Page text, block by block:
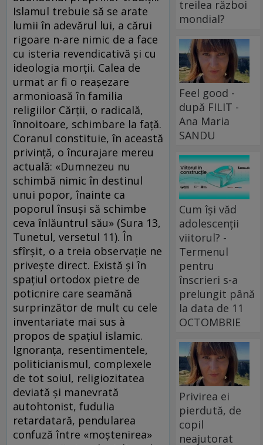
Islamul trebuie să se arate
lumii în adevărul lui, a cărui
rigoare n-are nimic de a face
cu isteria revendicativă şi cu
ideologia morţii. Calea de
urmat ar fi o reaşezare
armonioasă în familia
religiilor Cărţii, o radicală,
înnoitoare, schimbare la faţă.
Coranul constituie, în această
privinţă, o încurajare mereu
actuală: «Dumnezeu nu
schimbă nimic în destinul
unui popor, înainte ca
poporul însuşi să schimbe
ceva înlăuntrul său» (Sura 13,
Tunetul, versetul 11). În
sfîrşit, o a treia observaţie ne
priveşte direct. Există şi în
spaţiul ortodox pietre de
poticnire care seamănă
surprinzător de mult cu cele
inventariate mai sus à
propos de spaţiul islamic.
Ignoranţa, resentimentele,
politicianismul, complexele
de tot soiul, religiozitatea
deviată şi manevrată
autohtonist, fudulia
retardatară, pendularea
confuză între «moştenirea»
treilea război
mondial?
Feel good -
după FILIT -
Ana Maria
SANDU
Cum își văd
adolescenții
viitorul? -
Termenul
pentru
înscrieri s-a
prelungit până
la data de 11
OCTOMBRIE
Privirea ei
pierdută, de
copil
neajutorat